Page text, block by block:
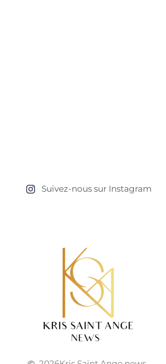
Suivez-nous sur Instagram